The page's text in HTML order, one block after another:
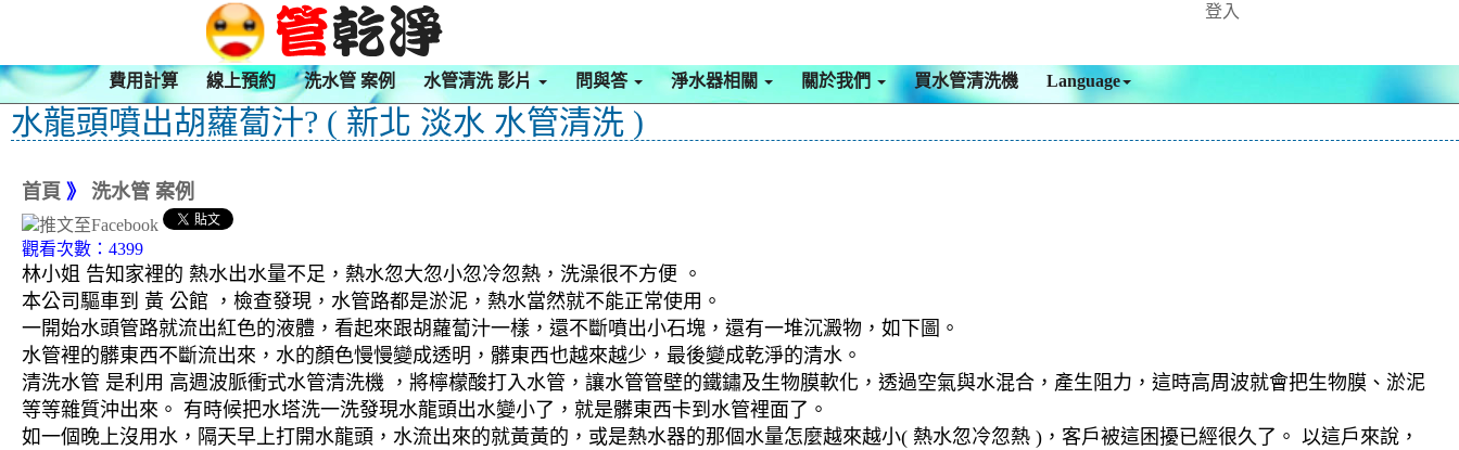
登入
費用計算 線上預約 洗水管 案例 水管清洗 影片 問與答 淨水器相關 關於我們 買水管清洗機 Language
水龍頭噴出胡蘿蔔汁? ( 新北 淡水 水管清洗 )
首頁 》 洗水管 案例
觀看次數：4399
林小姐 告知家裡的 熱水出水量不足，熱水忽大忽小忽冷忽熱，洗澡很不方便 。
本公司驅車到 黃 公館 ，檢查發現，水管路都是淤泥，熱水當然就不能正常使用。
一開始水頭管路就流出紅色的液體，看起來跟胡蘿蔔汁一樣，還不斷噴出小石塊，還有一堆沉澱物，如下圖。
水管裡的髒東西不斷流出來，水的顏色慢慢變成透明，髒東西也越來越少，最後變成乾淨的清水。
清洗水管 是利用 高週波脈衝式水管清洗機 ，將檸檬酸打入水管，讓水管管壁的鐵鏽及生物膜軟化，透過空氣與水混合，產生阻力，這時高周波就會把生物膜、淤泥
等等雜質沖出來。 有時候把水塔洗一洗發現水龍頭出水變小了，就是髒東西卡到水管裡面了。
如一個晚上沒用水，隔天早上打開水龍頭，水流出來的就黃黃的，或是熱水器的那個水量怎麼越來越小( 熱水忽冷忽熱 )，客戶被這困擾已經很久了。 以這戶來說，